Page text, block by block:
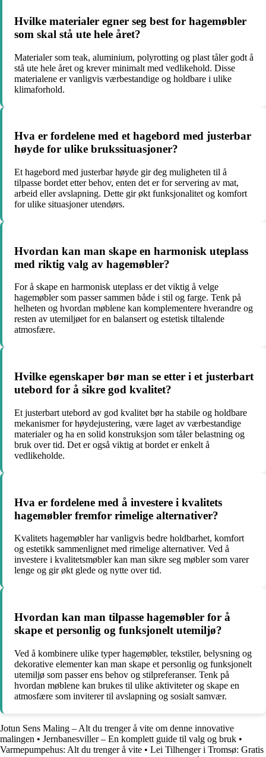
Hvilke materialer egner seg best for hagemøbler
som skal stå ute hele året?
Materialer som teak, aluminium, polyrotting og plast tåler godt å
stå ute hele året og krever minimalt med vedlikehold. Disse
materialene er vanligvis værbestandige og holdbare i ulike
klimaforhold.
Hva er fordelene med et hagebord med justerbar
høyde for ulike brukssituasjoner?
Et hagebord med justerbar høyde gir deg muligheten til å
tilpasse bordet etter behov, enten det er for servering av mat,
arbeid eller avslapning. Dette gir økt funksjonalitet og komfort
for ulike situasjoner utendørs.
Hvordan kan man skape en harmonisk uteplass
med riktig valg av hagemøbler?
For å skape en harmonisk uteplass er det viktig å velge
hagemøbler som passer sammen både i stil og farge. Tenk på
helheten og hvordan møblene kan komplementere hverandre og
resten av utemiljøet for en balansert og estetisk tiltalende
atmosfære.
Hvilke egenskaper bør man se etter i et justerbart
utebord for å sikre god kvalitet?
Et justerbart utebord av god kvalitet bør ha stabile og holdbare
mekanismer for høydejustering, være laget av værbestandige
materialer og ha en solid konstruksjon som tåler belastning og
bruk over tid. Det er også viktig at bordet er enkelt å
vedlikeholde.
Hva er fordelene med å investere i kvalitets
hagemøbler fremfor rimelige alternativer?
Kvalitets hagemøbler har vanligvis bedre holdbarhet, komfort
og estetikk sammenlignet med rimelige alternativer. Ved å
investere i kvalitetsmøbler kan man sikre seg møbler som varer
lenge og gir økt glede og nytte over tid.
Hvordan kan man tilpasse hagemøbler for å
skape et personlig og funksjonelt utemiljø?
Ved å kombinere ulike typer hagemøbler, tekstiler, belysning og
dekorative elementer kan man skape et personlig og funksjonelt
utemiljø som passer ens behov og stilpreferanser. Tenk på
hvordan møblene kan brukes til ulike aktiviteter og skape en
atmosfære som inviterer til avslapning og sosialt samvær.
Jotun Sens Maling – Alt du trenger å vite om denne innovative
malingen • Jernbanesviller – En komplett guide til valg og bruk •
Varmepumpehus: Alt du trenger å vite • Lei Tilhenger i Tromsø: Gratis